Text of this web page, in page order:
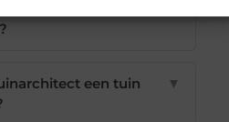
een tuin
▼